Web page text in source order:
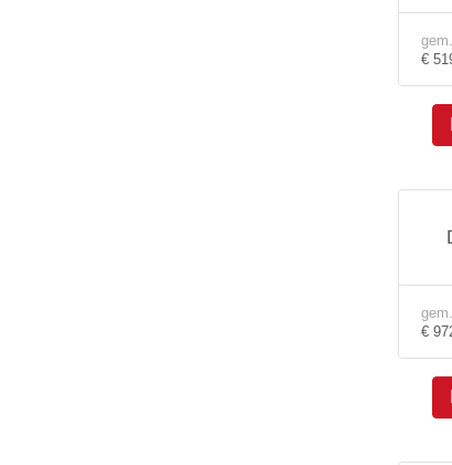
€
€